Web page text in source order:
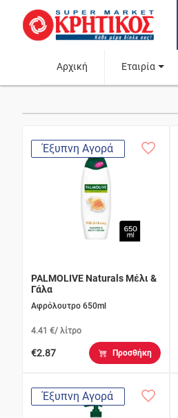
Αρχική Εταιρία
Έξυπνη Αγορά
PALMOLIVE Naturals Μέλι &
Γάλα
Αφρόλουτρο 650ml
4.41 €/ λίτρο
€2.87 Προσθήκη
Έξυπνη Αγορά